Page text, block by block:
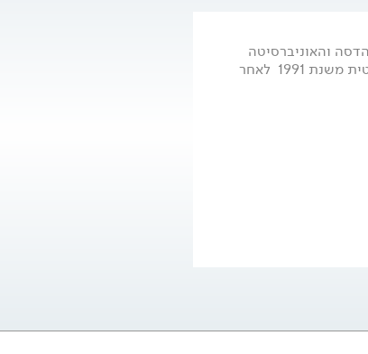
והאוניברסיטה
העברית בירושלים, והוא מומחה בכירורגיה פלסטית משנת 1991  לאחר